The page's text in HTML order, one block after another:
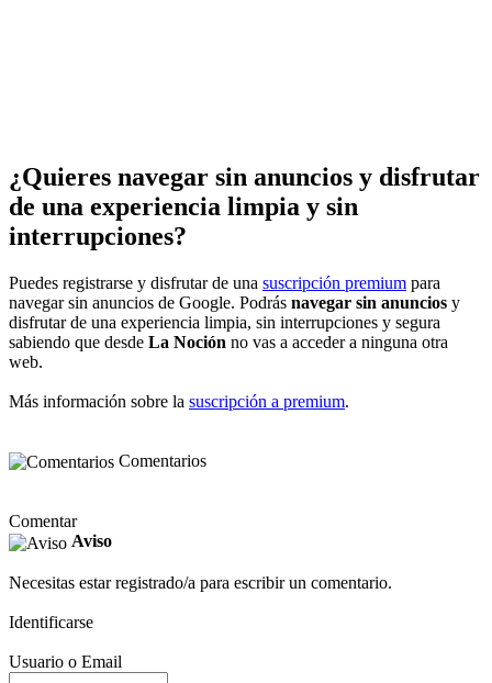
¿Quieres navegar sin anuncios y disfrutar
de una experiencia limpia y sin
interrupciones?
Puedes registrarse y disfrutar de una suscripción premium para
navegar sin anuncios de Google. Podrás navegar sin anuncios y
disfrutar de una experiencia limpia, sin interrupciones y segura
sabiendo que desde La Noción no vas a acceder a ninguna otra
web.
Más información sobre la suscripción a premium.
Comentarios
Comentar
Aviso
Necesitas estar registrado/a para escribir un comentario.
Identificarse
Usuario o Email